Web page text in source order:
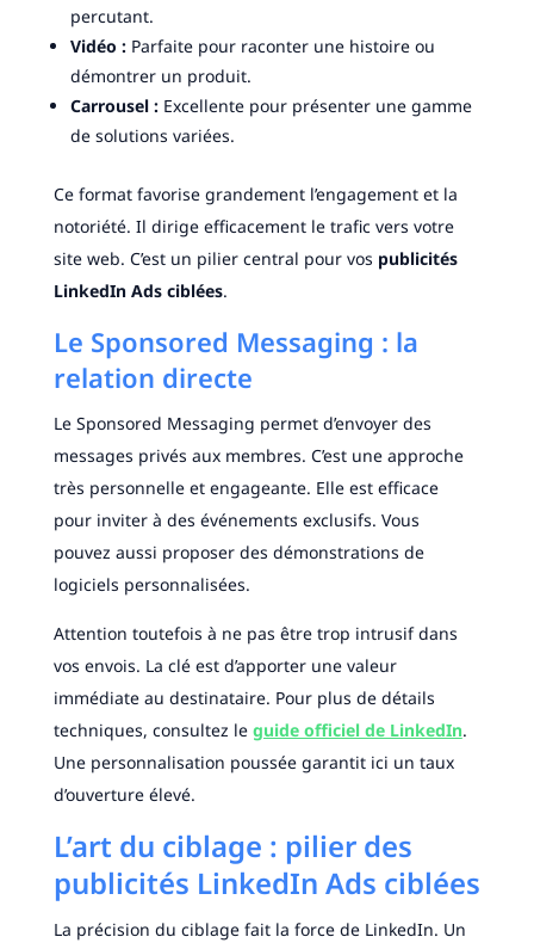
percutant.
Vidéo :Parfaite pour raconter une histoire ou
démontrer un produit.
Carrousel :Excellente pour présenter une gamme
de solutions variées.
Ce format favorise grandement l’engagement et la
notoriété. Il dirige efficacement le trafic vers votre
site web. C’est un pilier central pour vos publicités
LinkedIn Ads ciblées.
Le Sponsored Messaging : la
relation directe
Le Sponsored Messaging permet d’envoyer des
messages privés aux membres. C’est une approche
très personnelle et engageante. Elle est efficace
pour inviter à des événements exclusifs. Vous
pouvez aussi proposer des démonstrations de
logiciels personnalisées.
Attention toutefois à ne pas être trop intrusif dans
vos envois. La clé est d’apporter une valeur
immédiate au destinataire. Pour plus de détails
techniques, consultez le guide officiel de LinkedIn.
Une personnalisation poussée garantit ici un taux
d’ouverture élevé.
L’art du ciblage : pilier des
publicités LinkedIn Ads ciblées
La précision du ciblage fait la force de LinkedIn. Un